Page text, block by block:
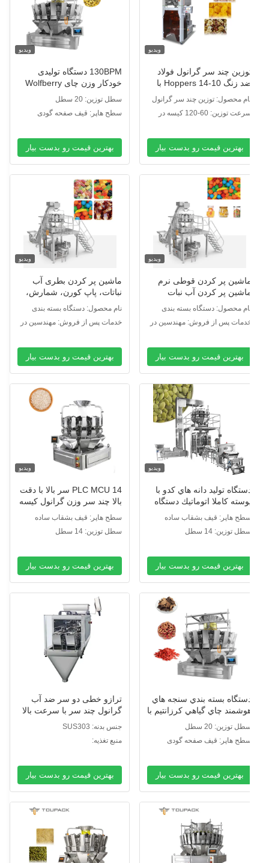
چند سر گرانول فولاد
ضد زنگ 10-14 Hoppers با
نمایش صفحه لمسی
محصول: توزین چند سر گرانول
سرعت توزین: 60-120 کیسه در
بهترین قیمت رو بدست بیار
ویدیو
130BPM دستگاه تولیدی
خودکار وزن چای Wolfberry
سیستم وزن و بطری سازی
سطل توزین: 20 سطل
سطح هاپر: قیف صفحه گودی
بهترین قیمت رو بدست بیار
ویدیو
پر کردن قوطی نرم
پر کردن آب نبات
بسته بندی وزن
محصول: دستگاه بسته بندی
پس از فروش: مهندسین در
بهترین قیمت رو بدست بیار
ویدیو
ماشین پر کردن بطری آب
نباتات، پاپ کورن، شمارش،
پر کردن قوطی، بسته بندی،
بسته بندی
نام محصول: دستگاه بسته بندی
خدمات پس از فروش: مهندسین در
بهترین قیمت رو بدست بیار
توليد دانه هاي کدو با
کاملا اتوماتيك دستگاه
بندي كيسه هاي
با 14 وزن
هاپر: قیف بشقاب ساده
توزین: 14 سطل
بهترین قیمت رو بدست بیار
PLC MCU 14 سر بالا با دقت
بالا چند سر وزن گرانول کیسه
برنج بسته بندی ماشین
سطح هاپر: قیف بشقاب ساده
سطل توزین: 14 سطل
بهترین قیمت رو بدست بیار
بسته بندي سنجه هاي
چاي گياهي کرزانتيم با
چند سر 20
توزین: 20 سطل
هاپر: قیف صفحه گودی
بهترین قیمت رو بدست بیار
ترازو خطی دو سر ضد آب
گرانول چند سر با سرعت بالا
جنس بدنه: SUS303
منبع تغذیه:
بهترین قیمت رو بدست بیار